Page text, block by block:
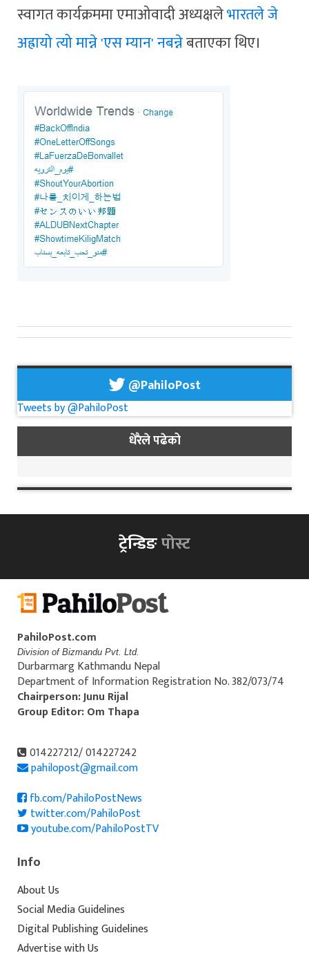
स्वागत कार्यक्रममा एमाओवादी अध्यक्षलेभारतले जे
अह्रायो त्यो मान्ने 'एस म्यान' नबन्नेबताएका थिए।
@PahiloPost
Tweets by @PahiloPost
धेरैले पढेको
ट्रेन्डिङपोस्ट
PahiloPost.com
Division of Bizmandu Pvt. Ltd.
Durbarmarg Kathmandu Nepal
Department of Information Registration No. 382/073/74
Chairperson: Junu Rijal
Group Editor: Om Thapa
014227212/ 014227242
pahilopost@gmail.com
fb.com/PahiloPostNews
twitter.com/PahiloPost
youtube.com/PahiloPostTV
Info
About Us
Social Media Guidelines
Digital Publishing Guidelines
Advertise with Us